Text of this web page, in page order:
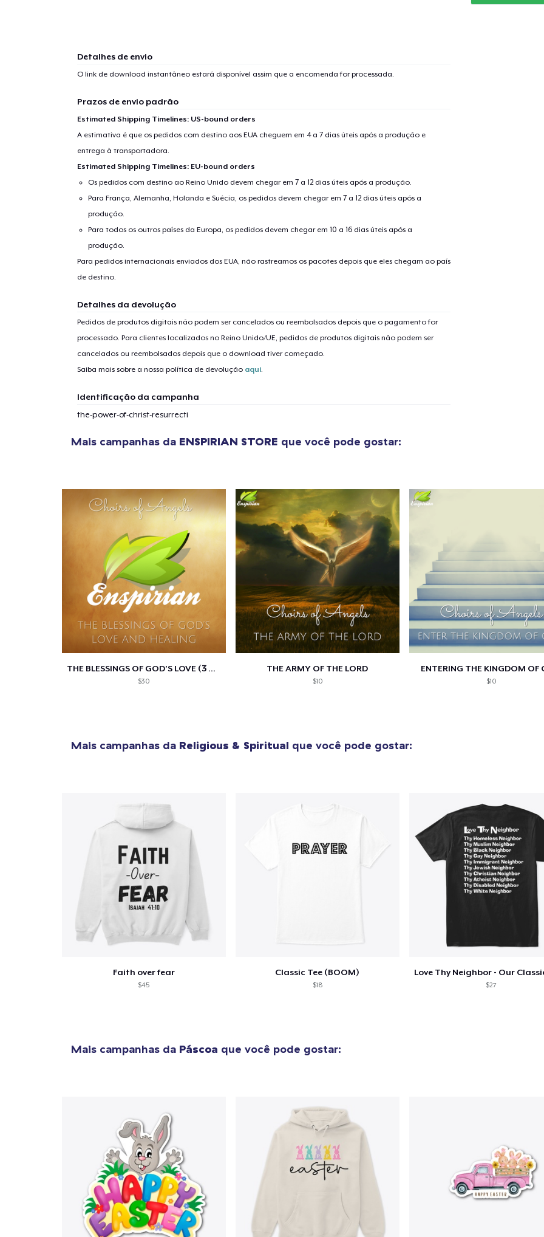
PLACE YOUR
Detalhes de envio
O link de download instantâneo estará disponível assim que a encomenda for processada.
Prazos de envio padrão
Estimated Shipping Timelines: US-bound orders
A estimativa é que os pedidos com destino aos EUA cheguem em 4 a 7 dias úteis após a produção e
entrega à transportadora.
Estimated Shipping Timelines: EU-bound orders
Os pedidos com destino ao Reino Unido devem chegar em 7 a 12 dias úteis após a produção.
Para França, Alemanha, Holanda e Suécia, os pedidos devem chegar em 7 a 12 dias úteis após a
produção.
Para todos os outros países da Europa, os pedidos devem chegar em 10 a 16 dias úteis após a
produção.
Para pedidos internacionais enviados dos EUA, não rastreamos os pacotes depois que eles chegam ao país
de destino.
Detalhes da devolução
Pedidos de produtos digitais não podem ser cancelados ou reembolsados depois que o pagamento for
processado. Para clientes localizados no Reino Unido/UE, pedidos de produtos digitais não podem ser
cancelados ou reembolsados depois que o download tiver começado.
Saiba mais sobre a nossa política de devolução aqui.
Identificação da campanha
the-power-of-christ-resurrecti
Mais campanhas da ENSPIRIAN STORE que você pode gostar:
THE BLESSINGS OF GOD’S LOVE (3 HOURS)
$30
THE ARMY OF THE LORD
$10
ENTERING THE KINGDOM OF
$10
Mais campanhas da Religious & Spiritual que você pode gostar:
Faith over fear
$45
Classic Tee (BOOM)
$18 $27
Mais campanhas da Páscoa que você pode gostar:
Compra